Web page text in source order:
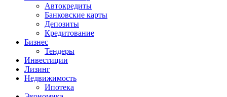
Автокредиты
Банковские карты
Депозиты
Кредитование
Бизнес
Тендеры
Инвестиции
Лизинг
Недвижимость
Ипотека